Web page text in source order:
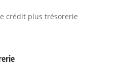
crédit plus trésorerie